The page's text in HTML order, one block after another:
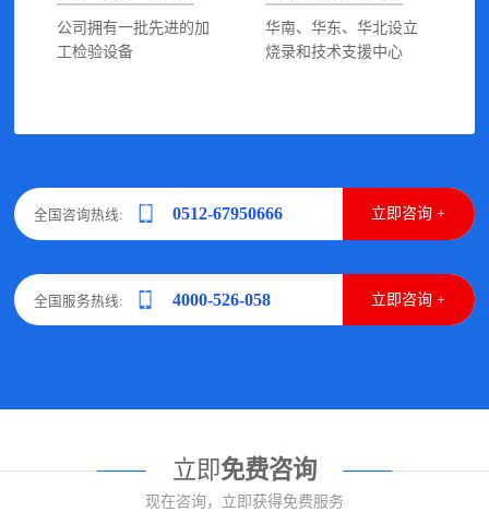
公司拥有一批先进的加
工检验设备
华南、华东、华北设立
烧录和技术支援中心
全国咨询热线: 0512-67950666 立即咨询 +
全国服务热线: 4000-526-058 立即咨询 +
立即免费咨询
现在咨询，立即获得免费服务